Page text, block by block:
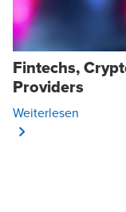
Fintechs,
Providers
Weiterlesen